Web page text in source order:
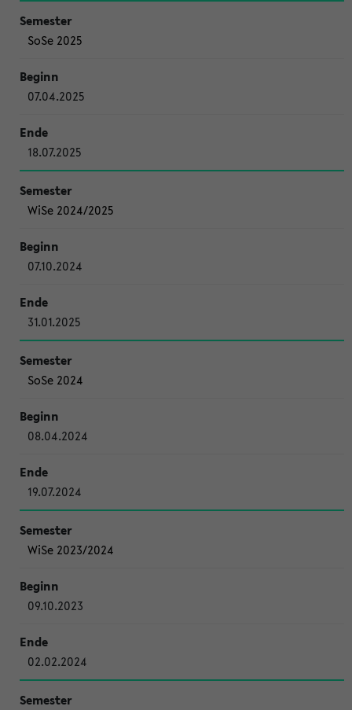
SoSe 2025
07.04.2025
18.07.2025
WiSe 2024/2025
07.10.2024
31.01.2025
SoSe 2024
08.04.2024
19.07.2024
WiSe 2023/2024
09.10.2023
02.02.2024